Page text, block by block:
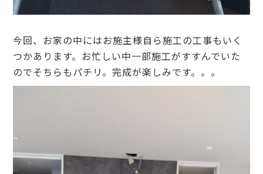
今回、お家の中にはお施主様自ら施工の工事もいく
つかあります。お忙しい中一部施工がすすんでいた
のでそちらもパチリ。完成が楽しみです。。。